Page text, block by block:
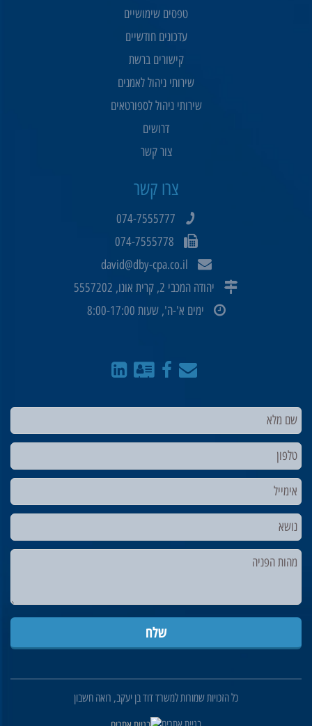
טפסים שימושיים
עדכונים חודשיים
קישורים ברשת
שירותי ניהול לאמנים
שירותי ניהול לספורטאים
דרושים
צור קשר
צרו קשר
074-7555777
074-7555778
david@dby-cpa.co.il
יהודה המכבי 2, קרית אונו, 5557202
ימים א'-ה', שעות 8:00-17:00
כל הזכויות שמורות למשרד דוד בן יעקב, רואה חשבון